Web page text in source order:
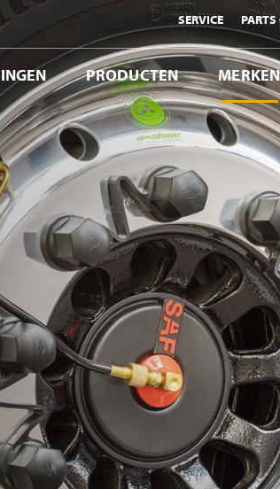
SERVICE
PRODUCTEN MERKEN